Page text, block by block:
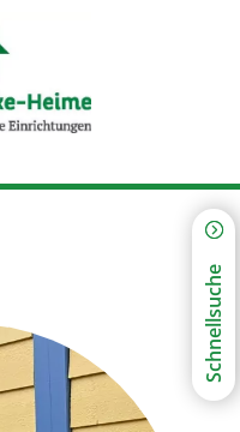
Schnellsuche